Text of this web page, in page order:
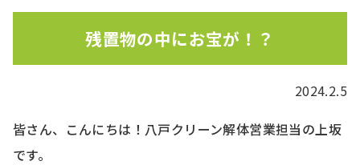
残置物の中にお宝が！？
2024.2.5
皆さん、こんにちは！八戸クリーン解体営業担当の上坂
です。